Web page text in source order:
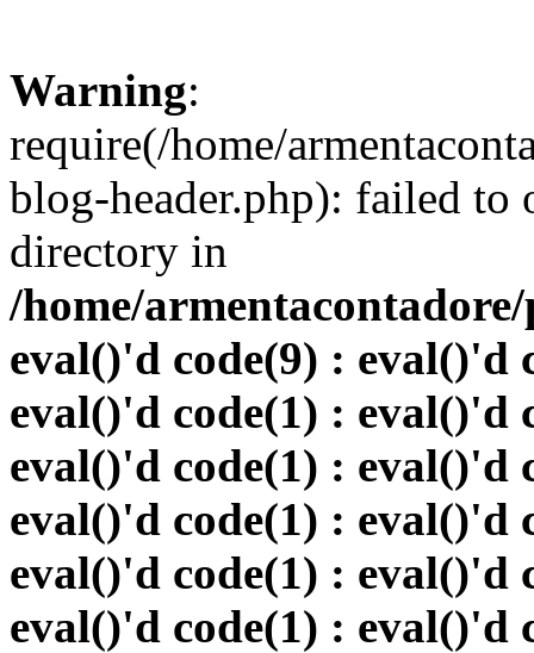
Warning:
require(/home/
blog-header.php): failed to
directory in
/home/
eval()'d code(9) : eval()'d
eval()'d code(1) : eval()'d
eval()'d code(1) : eval()'d
eval()'d code(1) : eval()'d
eval()'d code(1) : eval()'d
eval()'d code(1) : eval()'d